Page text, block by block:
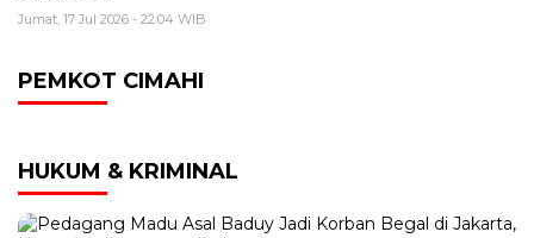
Jumat, 17 Jul 2026 - 22:04 WIB
PEMKOT CIMAHI
HUKUM & KRIMINAL